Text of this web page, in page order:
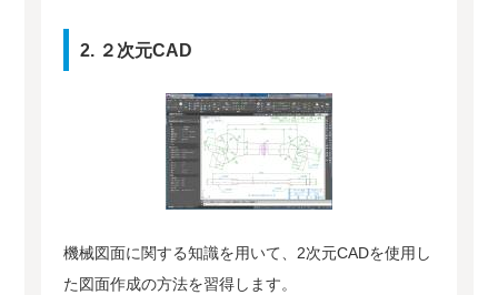
2. ２次元CAD
機械図面に関する知識を用いて、2次元CADを使用し
た図面作成の方法を習得します。